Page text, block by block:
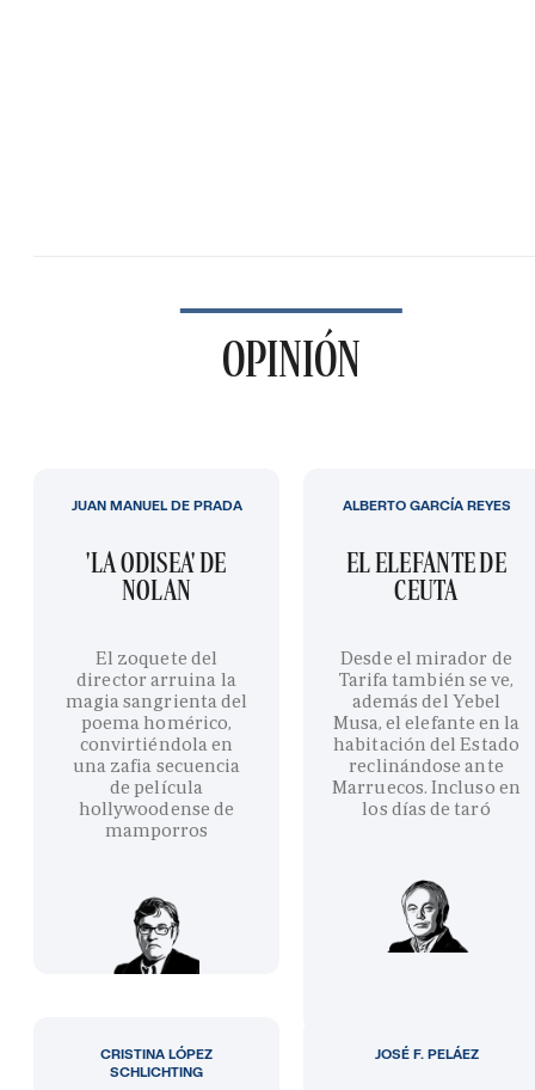
OPINIÓN
'LA ODISEA' DE
NOLAN
El zoquete del
director arruina la
magia sangrienta del
poema homérico,
convirtiéndola en
una zafia secuencia
de película
hollywoodense de
mamporros
JUAN MANUEL DE PRADA
EL ELEFANTE DE
CEUTA
Desde el mirador de
Tarifa también se ve,
además del Yebel
Musa, el elefante en la
habitación del Estado
reclinándose ante
Marruecos. Incluso en
los días de taró
ALBERTO GARCÍA REYES
CRISTINA LÓPEZ
SCHLICHTING
JOSÉ F. PELÁEZ